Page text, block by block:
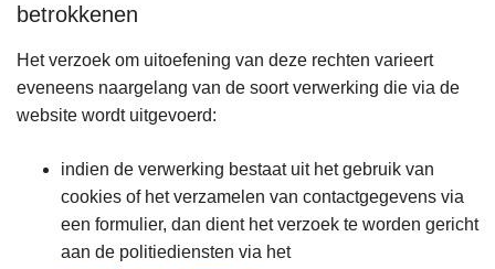
betrokkenen
Het verzoek om uitoefening van deze rechten varieert
eveneens naargelang van de soort verwerking die via de
website wordt uitgevoerd:
indien de verwerking bestaat uit het gebruik van
cookies of het verzamelen van contactgegevens via
een formulier, dan dient het verzoek te worden gericht
aan de politiediensten via het